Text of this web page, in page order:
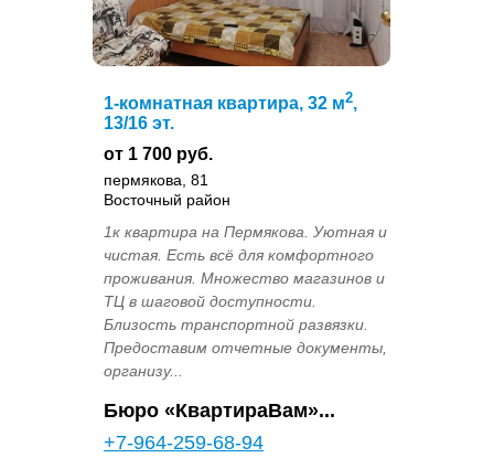
1-комнатная квартира, 32 м2,
13/16 эт.
от 1 700 руб.
пермякова, 81
Восточный район
1к квартира на Пермякова. Уютная и
чистая. Есть всё для комфортного
проживания. Множество магазинов и
ТЦ в шаговой доступности.
Близость транспортной развязки.
Предоставим отчетные документы,
организу...
Бюро «КвартираВам»...
+7-964-259-68-94